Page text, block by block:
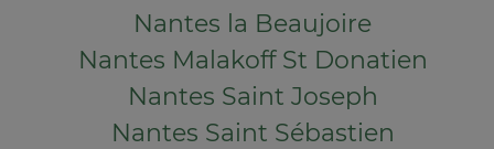
Nantes la Beaujoire
Nantes Malakoff St Donatien
Nantes Saint Joseph
Nantes Saint Sébastien